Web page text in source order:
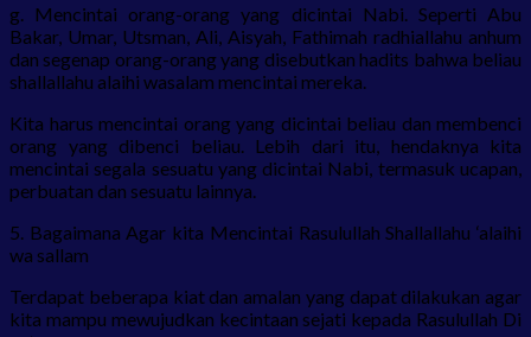
g. Mencintai orang-orang yang dicintai Nabi. Seperti Abu
Bakar, Umar, Utsman, Ali, Aisyah, Fathimah radhiallahu anhum
dan segenap orang-orang yang disebutkan hadits bahwa beliau
shallallahu alaihi wasalam mencintai mereka.
Kita harus mencintai orang yang dicintai beliau dan membenci
orang yang dibenci beliau. Lebih dari itu, hendaknya kita
mencintai segala sesuatu yang dicintai Nabi, termasuk ucapan,
perbuatan dan sesuatu lainnya.
5. Bagaimana Agar kita Mencintai Rasulullah Shallallahu ‘alaihi
wa sallam
Terdapat beberapa kiat dan amalan yang dapat dilakukan agar
kita mampu mewujudkan kecintaan sejati kepada Rasulullah Di